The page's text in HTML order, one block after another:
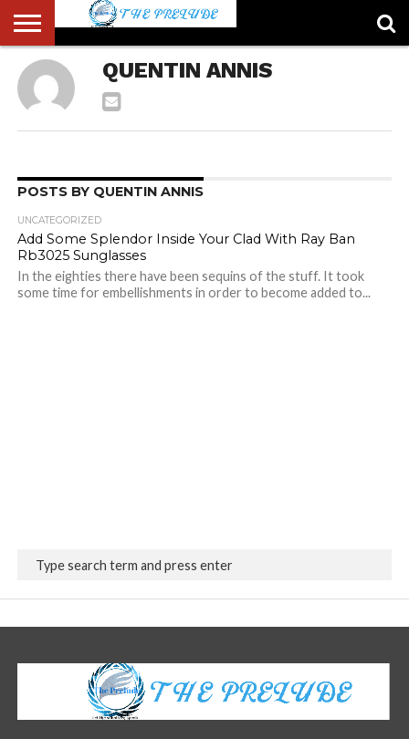
ABOUT
US
ACCOUNT
AUTHORS
LIST
FULL-
WIDTH
PAGE
HOME
LATEST
NEWS
LOGIN
LOGOUT
MEMBERS
PASSWORD
RESET
REGISTER
SAMPLE
PAGE
TYPOGRAPHY
USER QUENTIN ANNIS
POSTS BY QUENTIN ANNIS
UNCATEGORIZED
Add Some Splendor Inside Your Clad With Ray Ban
Rb3025 Sunglasses
In the eighties there have been sequins of the stuff. It took
some time for embellishments in order to become added to...